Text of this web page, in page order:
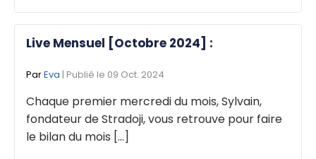
Live Mensuel [Octobre 2024] :
ParEva | Publié le 09 Oct. 2024
Chaque premier mercredi du mois, Sylvain,
fondateur de Stradoji, vous retrouve pour faire
le bilan du mois [...]